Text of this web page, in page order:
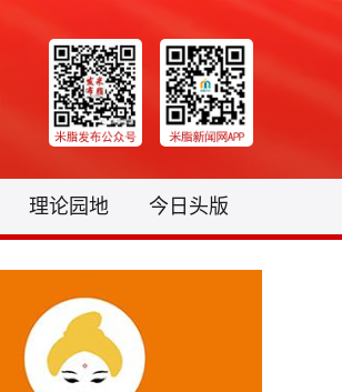
理论园地 今日头版